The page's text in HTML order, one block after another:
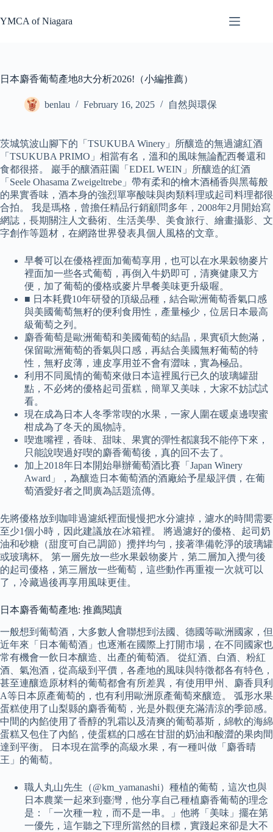
to
content
YMCA of Niagara
日本麝香葡萄產地8大分析2026!（小編推薦）
benlau February 16, 2025 自然與環保
茨城筑波山腳下的「TSUKUBA Winery」所釀造的無過濾紅酒
「TSUKUBA PRIMO」相當有名，溫和的風味無論配西餐還和
食都很搭。 巖手的釀酒莊園「EDEL WEIN」所釀造的紅酒
「Seele Ohasama Zweigeltrebe」帶有柔和的檜木酒桶香與黑莓般
的果實香味，酒本身的強烈單寧酸味與肉類料理或起司料理都很
合拍。 我是瑪格，曾擔任精品行銷顧問多年，2008年2月開始寫
網誌，長期關注人文藝術、生活美學、美食旅行、繪畫攝影、文
字創作等題材，在網路世界發表具個人風格的文章。
早餐可以在優格裡面加葡萄享用，也可以在水果榖物麥片
裡面加一些各式葡萄，再倒入牛奶即可，清爽健康又方
便，加了葡萄的優格或麥片早餐美味更升級喔。
■ 日本耗費10年研發的頂級品種，結合歐洲葡萄香氣口感
與美國葡萄無籽的便利食用性，產量極少，位居日本最高
級葡萄之列。
麝香葡萄是歐洲葡萄和美國葡萄的結晶，果實碩大飽滿，
保留歐洲葡萄的香氣與口感，再結合美國無籽葡萄的特
性，無籽皮薄，連皮享用並不會有澀味，實為極品。
利用不同風情的葡萄來做日本這裡風行已久的玻璃罐甜
點，不必烤的優格起司蛋糕，簡單又美味，大家不妨試試
看。
現在成為日本人冬季常喫的水果，一家人圍在暖桌邊喫蜜
柑成為了冬天的風物詩。
喫進嘴裡，香味、甜味、果實的彈性都讓我不能停下來，
只能說喫過好喫的麝香葡萄後，真的回不去了。
加上2018年日本開始舉辦葡萄酒比賽「Japan Winery
Award」，為釀造日本葡萄酒的酒廠給予星級評價，在葡
萄酒愛好者之間廣為話題流傳。
先將優格放到咖啡過濾紙裡面慢慢把水分濾掉，濾水的時間需要
至少1個小時，因此建議放在冰箱裡。 將過濾好的優格、起司奶
油和砂糖（甜度可自己調節）攪拌均勻，接著準備乾淨的玻璃罐
或玻璃杯。 第一層先放一些水果穀物麥片，第二層加入攪勻後
的起司優格，第三層放一些葡萄，這些動作再重複一次就可以
了，冷藏過後再享用風味更佳。
日本麝香葡萄產地: 推薦閱讀
一般想到葡萄酒，大多數人會聯想到法國、德國等歐洲國家，但
近年來「日本葡萄酒」也逐漸在國際上打開市場，在不同國家也
常有機會一飲日本釀造、出產的葡萄酒。 從紅酒、白酒、粉紅
酒、氣泡酒，從高級到平價，各產地的風味與特徵都各有特色，
甚至連釀造原材料的葡萄都會有所差異，有使用甲州、麝香貝利
A等日本原產葡萄的，也有利用歐洲原產葡萄來釀造。 弧形水果
蛋糕使用了山梨縣的麝香葡萄，光是外觀便充滿清涼的季節感。
中間的內餡使用了香醇的乳霜以及清爽的葡萄慕斯，綿軟的海綿
蛋糕又包住了內餡，使蛋糕的口感在甘甜的奶油和酸澀的果肉間
達到平衡。 日本現在當季的高級水果，有一種叫做「麝香晴
王」的葡萄。
職人丸山先生（@km_yamanashi）種植的葡萄，這次也與
日本農業一起來到臺灣，他分享自己種植麝香葡萄的理念
是：「一次種一粒，而不是一串。」他將「美味」擺在第
一優先，這乍聽之下理所當然的目標，實踐起來卻是大不